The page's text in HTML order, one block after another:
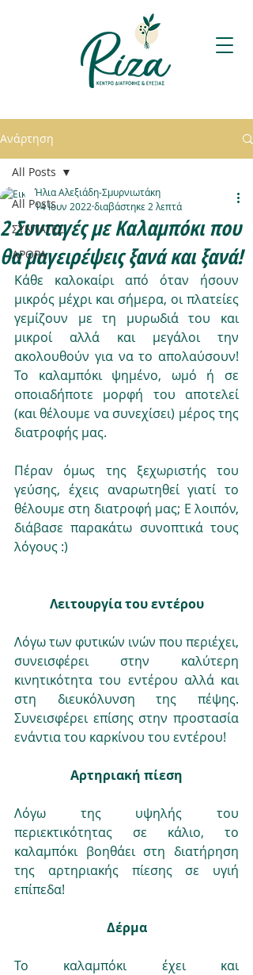
Ανάρτηση
All Posts
ΣΥΝΤΑΓΕΣ
ΑΡΘΡΑ
All Posts
2 Συνταγές με Καλαμπόκι που
θα μαγειρέψεις ξανά και ξανά!
Ήλια Αλεξιάδη-Σμυρνιωτάκη
14 Ιουν 2022 διαβάστηκε 2 λεπτά
Κάθε καλοκαίρι από όταν ήσουν
μικρός μέχρι και σήμερα, οι πλατείες
γεμίζουν με τη μυρωδιά του και
μικροί αλλά και μεγάλοι την
ακολουθούν για να το απολαύσουν!
Το καλαμπόκι ψημένο, ωμό ή σε
οποιαδήποτε μορφή του αποτελεί
(και θέλουμε να συνεχίσει) μέρος της
διατροφής μας.
Πέραν όμως της ξεχωριστής του
γεύσης, έχεις αναρωτηθεί γιατί το
θέλουμε στη διατροφή μας; Ε λοιπόν,
διάβασε παρακάτω συνοπτικά τους
λόγους :)
Λειτουργία του εντέρου
Λόγω των φυτικών ινών που περιέχει,
συνεισφέρει στην καλύτερη
κινητικότητα του εντέρου αλλά και
στη διευκόλυνση της πέψης.
Συνεισφέρει επίσης στην προστασία
ενάντια του καρκίνου του εντέρου!
Αρτηριακή πίεση
Λόγω της υψηλής του
περιεκτικότητας σε κάλιο, το
καλαμπόκι βοηθάει στη διατήρηση
της αρτηριακής πίεσης σε υγιή
επίπεδα!
Δέρμα
Το καλαμπόκι έχει και